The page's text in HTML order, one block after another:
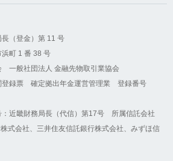
（登金）第 11 号
町 1 番 38 号
一般社団法人 金融先物取引業協会
登録票 確定拠出年金運営管理業 登録番号
近畿財務局長（代信）第17号 所属信託会社
式会社、三井住友信託銀行株式会社、みずほ信